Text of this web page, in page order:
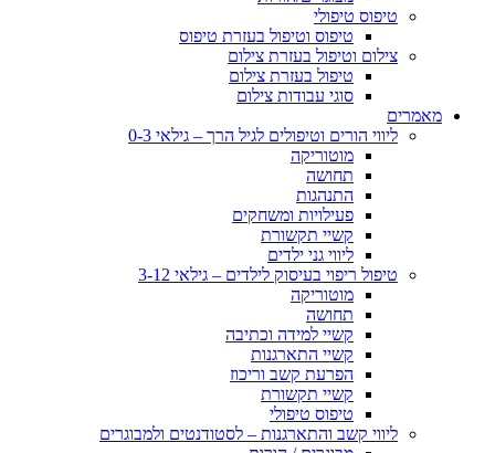
טיפוס טיפולי
טיפוס וטיפול בעזרת טיפוס
צילום וטיפול בעזרת צילום
טיפול בעזרת צילום
סוגי עבודות צילום
מאמרים
ליווי הורים וטיפולים לגיל הרך – גילאי 0-3
מוטוריקה
תחושה
התנהגות
פעילויות ומשחקים
קשיי תקשורת
ליווי גני ילדים
טיפול ריפוי בעיסוק לילדים – גילאי 3-12
מוטוריקה
תחושה
קשיי למידה וכתיבה
קשיי התארגנות
הפרעת קשב וריכוז
קשיי תקשורת
טיפוס טיפולי
ליווי קשב והתארגנות – לסטודנטים ולמבוגרים